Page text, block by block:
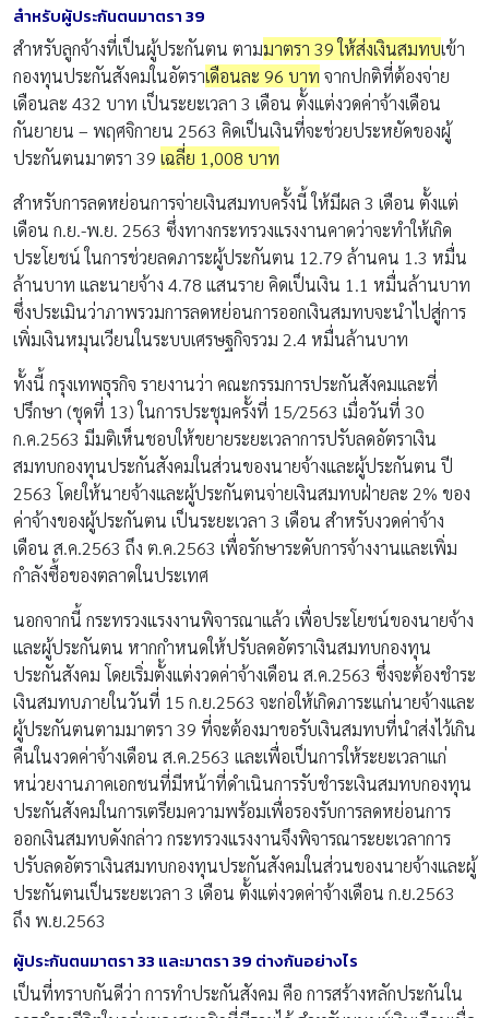
สำหรับผู้ประกันตนมาตรา 39
สำหรับลูกจ้างที่เป็นผู้ประกันตน ตามมาตรา 39 ให้ส่งเงินสมทบเข้า
กองทุนประกันสังคมในอัตราเดือนละ 96 บาท จากปกติที่ต้องจ่าย
เดือนละ 432 บาท เป็นระยะเวลา 3 เดือน ตั้งแต่งวดค่าจ้างเดือน
กันยายน – พฤศจิกายน 2563 คิดเป็นเงินที่จะช่วยประหยัดของผู้
ประกันตนมาตรา 39 เฉลี่ย 1,008 บาท
สำหรับการลดหย่อนการจ่ายเงินสมทบครั้งนี้ ให้มีผล 3 เดือน ตั้งแต่
เดือน ก.ย.-พ.ย. 2563 ซึ่งทางกระทรวงแรงงานคาดว่าจะทำให้เกิด
ประโยชน์ ในการช่วยลดภาระผู้ประกันตน 12.79 ล้านคน 1.3 หมื่น
ล้านบาท และนายจ้าง 4.78 แสนราย คิดเป็นเงิน 1.1 หมื่นล้านบาท
ซึ่งประเมินว่าภาพรวมการลดหย่อนการออกเงินสมทบจะนำไปสู่การ
เพิ่มเงินหมุนเวียนในระบบเศรษฐกิจรวม 2.4 หมื่นล้านบาท
ทั้งนี้ กรุงเทพธุรกิจ รายงานว่า คณะกรรมการประกันสังคมและที่
ปรึกษา (ชุดที่ 13) ในการประชุมครั้งที่ 15/2563 เมื่อวันที่ 30
ก.ค.2563 มีมติเห็นชอบให้ขยายระยะเวลาการปรับลดอัตราเงิน
สมทบกองทุนประกันสังคมในส่วนของนายจ้างและผู้ประกันตน ปี
2563 โดยให้นายจ้างและผู้ประกันตนจ่ายเงินสมทบฝ่ายละ 2% ของ
ค่าจ้างของผู้ประกันตน เป็นระยะเวลา 3 เดือน สำหรับงวดค่าจ้าง
เดือน ส.ค.2563 ถึง ต.ค.2563 เพื่อรักษาระดับการจ้างงานและเพิ่ม
กำลังซื้อของตลาดในประเทศ
นอกจากนี้ กระทรวงแรงงานพิจารณาแล้ว เพื่อประโยชน์ของนายจ้าง
และผู้ประกันตน หากกำหนดให้ปรับลดอัตราเงินสมทบกองทุน
ประกันสังคม โดยเริ่มตั้งแต่งวดค่าจ้างเดือน ส.ค.2563 ซึ่งจะต้องชำระ
เงินสมทบภายในวันที่ 15 ก.ย.2563 จะก่อให้เกิดภาระแก่นายจ้างและ
ผู้ประกันตนตามมาตรา 39 ที่จะต้องมาขอรับเงินสมทบที่นำส่งไว้เกิน
คืนในงวดค่าจ้างเดือน ส.ค.2563 และเพื่อเป็นการให้ระยะเวลาแก่
หน่วยงานภาคเอกชนที่มีหน้าที่ดำเนินการรับชำระเงินสมทบกองทุน
ประกันสังคมในการเตรียมความพร้อมเพื่อรองรับการลดหย่อนการ
ออกเงินสมทบดังกล่าว กระทรวงแรงงานจึงพิจารณาระยะเวลาการ
ปรับลดอัตราเงินสมทบกองทุนประกันสังคมในส่วนของนายจ้างและผู้
ประกันตนเป็นระยะเวลา 3 เดือน ตั้งแต่งวดค่าจ้างเดือน ก.ย.2563
ถึง พ.ย.2563
ผู้ประกันตนมาตรา 33 และมาตรา 39 ต่างกันอย่างไร
เป็นที่ทราบกันดีว่า การทำประกันสังคม คือ การสร้างหลักประกันใน